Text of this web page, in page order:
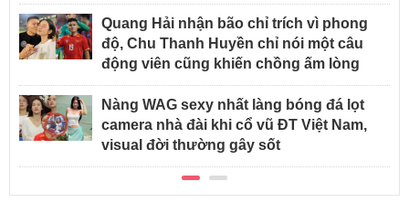
Quang Hải nhận bão chỉ trích vì phong
độ, Chu Thanh Huyền chỉ nói một câu
động viên cũng khiến chồng ấm lòng
Nàng WAG sexy nhất làng bóng đá lọt
camera nhà đài khi cổ vũ ĐT Việt Nam,
visual đời thường gây sốt